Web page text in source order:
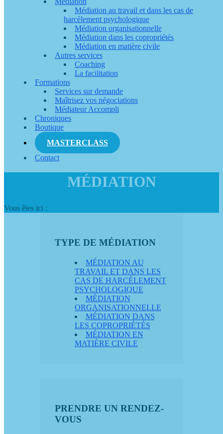
Médiation au travail et dans les cas de
harcèlement psychologique
Médiation organisationnelle
Médiation dans les copropriétés
Médiation en matière civile
Autres services
Coaching
La facilitation
Formations
Services sur demande
Maîtrisez vos négociations
Médiateur Accompli
Chroniques
Boutique
MASTERCLASS
Contact
MÉDIATION
Vous êtes ici :
TYPE DE MÉDIATION
MÉDIATION AU
TRAVAIL ET DANS LES
CAS DE HARCÈLEMENT
PSYCHOLOGIQUE
MÉDIATION
ORGANISATIONNELLE
MÉDIATION DANS
LES COPROPRIÉTÉS
MÉDIATION EN
MATIÈRE CIVILE
PRENDRE UN RENDEZ-
VOUS